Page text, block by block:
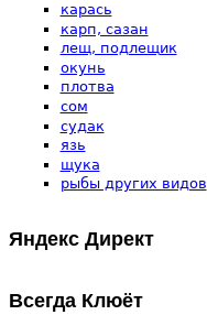
карась
карп, сазан
лещ, подлещик
окунь
плотва
сом
судак
язь
щука
рыбы других видов
Яндекс Директ
Всегда Клюёт